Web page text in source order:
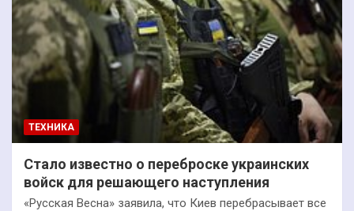
ТЕХНИКА
Стало известно о переброске украинских
войск для решающего наступления
«Русская Весна» заявила, что Киев перебрасывает все